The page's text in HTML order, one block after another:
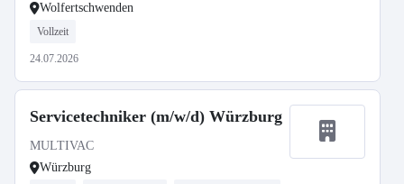
Wolfertschwenden
Vollzeit
24.07.2026
Servicetechniker (m/w/d) Würzburg
MULTIVAC
Würzburg